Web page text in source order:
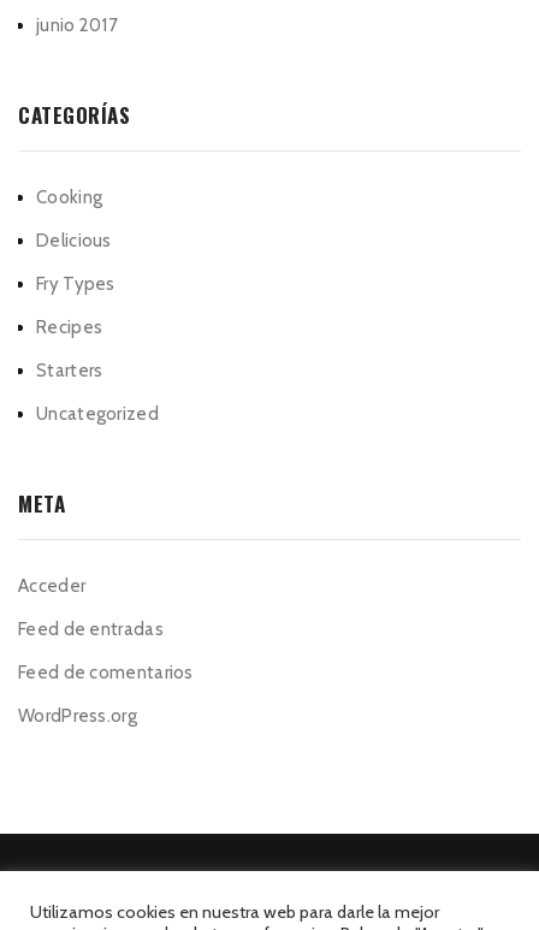
junio 2017
CATEGORÍAS
Cooking
Delicious
Fry Types
Recipes
Starters
Uncategorized
META
Acceder
Feed de entradas
Feed de comentarios
WordPress.org
Utilizamos cookies en nuestra web para darle la mejor